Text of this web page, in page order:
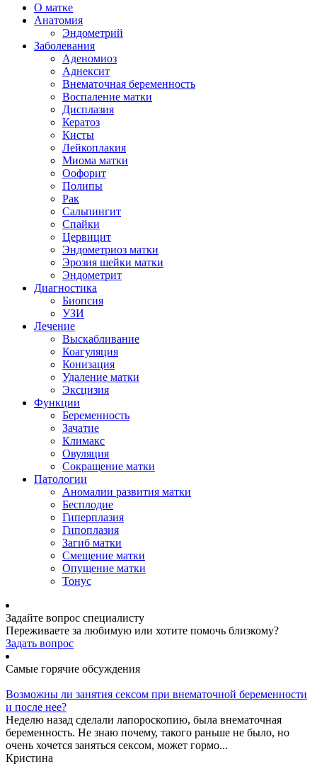
О матке
Анатомия
Эндометрий
Заболевания
Аденомиоз
Аднексит
Внематочная беременность
Воспаление матки
Дисплазия
Кератоз
Кисты
Лейкоплакия
Миома матки
Оофорит
Полипы
Рак
Сальпингит
Спайки
Цервицит
Эндометриоз матки
Эрозия шейки матки
Эндометрит
Диагностика
Биопсия
УЗИ
Лечение
Выскабливание
Коагуляция
Конизация
Удаление матки
Эксцизия
Функции
Беременность
Зачатие
Климакс
Овуляция
Сокращение матки
Патологии
Аномалии развития матки
Бесплодие
Гиперплазия
Гипоплазия
Загиб матки
Смещение матки
Опущение матки
Тонус
Задайте вопрос специалисту
Переживаете за любимую или хотите помочь близкому?
Задать вопрос
Самые горячие обсуждения
Возможны ли занятия сексом при внематочной беременности
и после нее?
Неделю назад сделали лапороскопию, была внематочная
беременность. Не знаю почему, такого раньше не было, но
очень хочется заняться сексом, может гормо...
Кристина